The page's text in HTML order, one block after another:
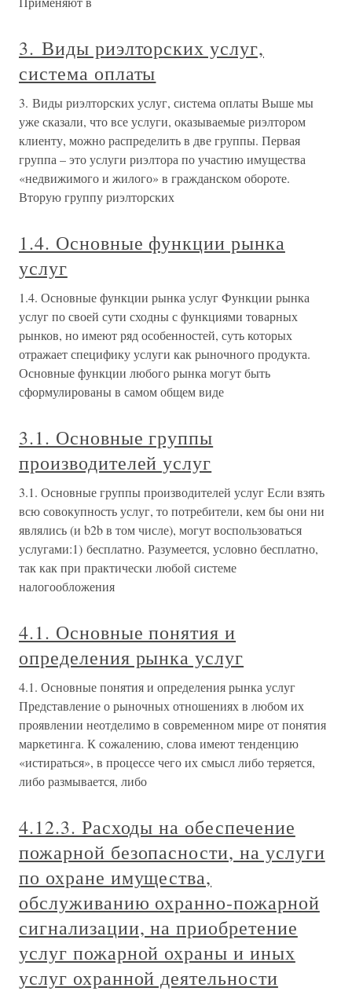
3. Виды риэлторских услуг,
система оплаты
3. Виды риэлторских услуг, система оплаты Выше мы
уже сказали, что все услуги, оказываемые риэлтором
клиенту, можно распределить в две группы. Первая
группа – это услуги риэлтора по участию имущества
«недвижимого и жилого» в гражданском обороте.
Вторую группу риэлторских
1.4. Основные функции рынка
услуг
1.4. Основные функции рынка услуг Функции рынка
услуг по своей сути сходны с функциями товарных
рынков, но имеют ряд особенностей, суть которых
отражает специфику услуги как рыночного продукта.
Основные функции любого рынка могут быть
сформулированы в самом общем виде
3.1. Основные группы
производителей услуг
3.1. Основные группы производителей услуг Если взять
всю совокупность услуг, то потребители, кем бы они ни
являлись (и b2b в том числе), могут воспользоваться
услугами:1) бесплатно. Разумеется, условно бесплатно,
так как при практически любой системе
налогообложения
4.1. Основные понятия и
определения рынка услуг
4.1. Основные понятия и определения рынка услуг
Представление о рыночных отношениях в любом их
проявлении неотделимо в современном мире от понятия
маркетинга. К сожалению, слова имеют тенденцию
«истираться», в процессе чего их смысл либо теряется,
либо размывается, либо
4.12.3. Расходы на обеспечение
пожарной безопасности, на услуги
по охране имущества,
обслуживанию охранно-пожарной
сигнализации, на приобретение
услуг пожарной охраны и иных
услуг охранной деятельности